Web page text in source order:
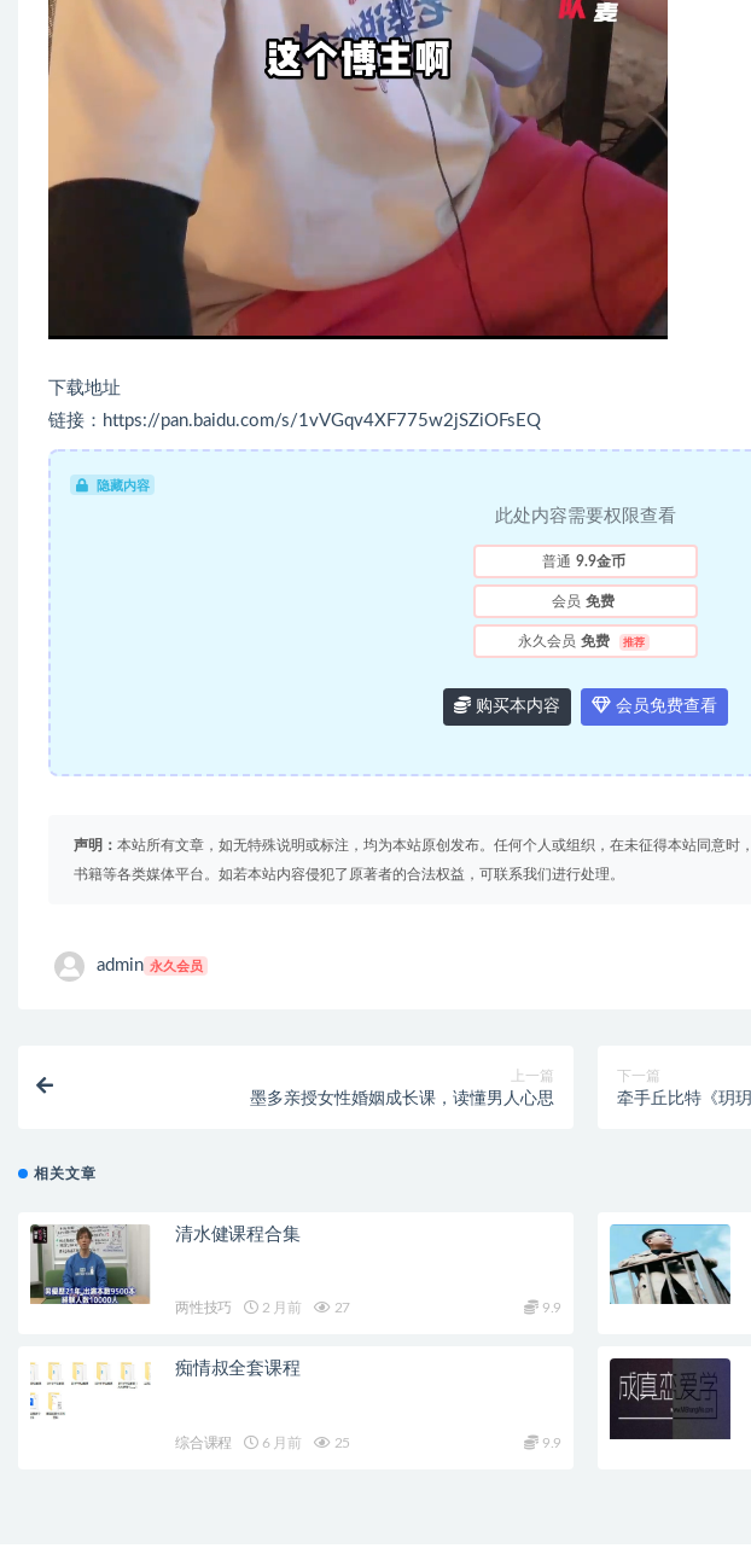
下载地址
链接：https://pan.baidu.com/s/1vVGqv4XF775w2jSZiOFsEQ
隐藏内容
此处内容需要权限查看
普通 9.9金币
会员 免费
永久会员 免费 推荐
购买本内容 会员免费查看
声明： 本站所有文章，如无特殊说明或标注，均为本站原创发布。任何个人或组织，在未征得本站同意时
书籍等各类媒体平台。如若本站内容侵犯了原著者的合法权益，可联系我们进行处理。
admin 永久会员
上一篇
墨多亲授女性婚姻成长课，读懂男人心思
下一篇
牵手丘比特《玥
相关文章
清水健课程合集
两性技巧 2 月前 27 9.9
痴情叔全套课程
综合课程 6 月前 25 9.9